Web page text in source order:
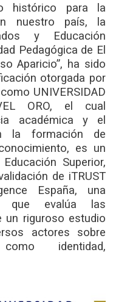
histórico para la
nuestro país, la
y Educación
Pedagógica de El
Aparicio”, ha sido
otorgada por
UNIVERSIDAD
ORO, el cual
académica y el
la formación de
es un
Superior,
de iTRUST
España, una
que evalúa las
un riguroso estudio
actores sobre
identidad,